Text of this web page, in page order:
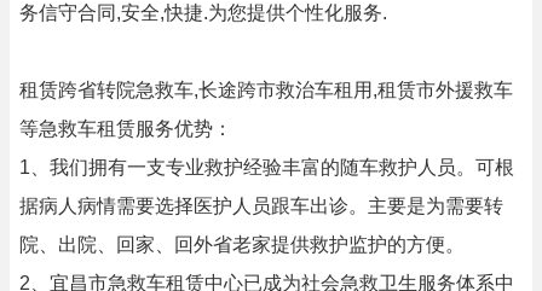
务信守合同,安全,快捷.为您提供个性化服务.
租赁跨省转院急救车,长途跨市救治车租用,租赁市外援救车
等急救车租赁服务优势：
1、我们拥有一支专业救护经验丰富的随车救护人员。可根
据病人病情需要选择医护人员跟车出诊。主要是为需要转
院、出院、回家、回外省老家提供救护监护的方便。
2、宜昌市急救车租赁中心已成为社会急救卫生服务体系中